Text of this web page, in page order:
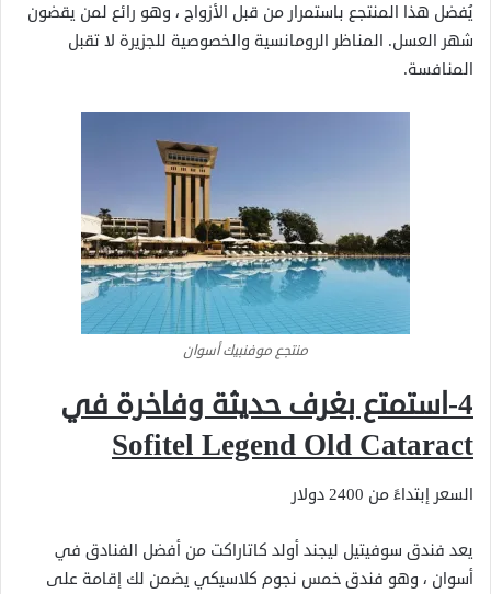
يُفضل هذا المنتجع باستمرار من قبل الأزواج ، وهو رائع لمن يقضون
شهر العسل. المناظر الرومانسية والخصوصية للجزيرة لا تقبل
المنافسة.
منتجع موفنبيك أسوان
4-استمتع بغرف حديثة وفاخرة في
Sofitel Legend Old Cataract
السعر إبتداءً من 2400 دولار
يعد فندق سوفيتيل ليجند أولد كاتاراكت من أفضل الفنادق في
أسوان ، وهو فندق خمس نجوم كلاسيكي يضمن لك إقامة على